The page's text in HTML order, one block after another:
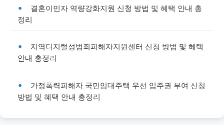
결혼이민자 역량강화지원 신청 방법 및 혜택 안내 총
정리
지역디지털성범죄피해자지원센터 신청 방법 및 혜택
안내 총정리
가정폭력피해자 국민임대주택 우선 입주권 부여 신청
방법 및 혜택 안내 총정리